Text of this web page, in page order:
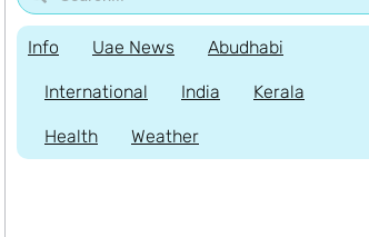
Info Uae News Abudhabi
International India Kerala
Health Weather